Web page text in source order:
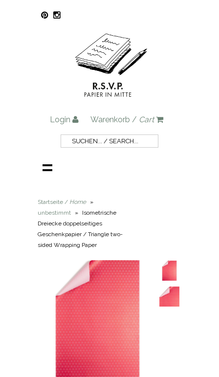
Login Warenkorb / Cart
Startseite / Home
»
unbestimmt
»
Isometrische
Dreiecke doppelseitiges
Geschenkpapier / Triangle two-
sided Wrapping Paper